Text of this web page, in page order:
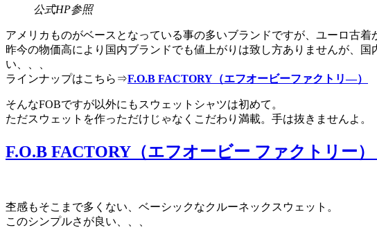
公式HP参照
アメリカものがベースとなっている事の多いブランドですが、ユーロ古
昨今の物価高により国内ブランドでも値上がりは致し方ありませんが、
い、、、
ラインナップはこちら⇒F.O.B FACTORY（エフオービーファクトリ―）
そんなFOBですが以外にもスウェットシャツは初めて。
ただスウェットを作っただけじゃなくこだわり満載。手は抜きませんよ。
F.O.B FACTORY（エフオービー ファクトリー
杢感もそこまで多くない、ベーシックなクルーネックスウェット。
このシンプルさが良い、、、